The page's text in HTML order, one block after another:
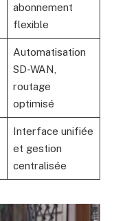
abonnement
flexible
Automatisation
SD-WAN,
routage
optimisé
Interface unifiée
et gestion
centralisée